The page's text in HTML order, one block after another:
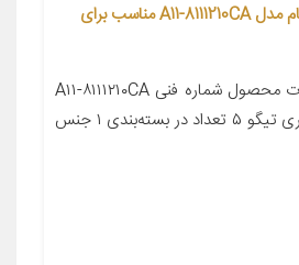
پولی هرزگرد تسمه دینام مدل A11-8111210CA مناسب برای
معرفی محصول جزئیات محصول شماره فنی A۱۱-۸۱۱۱۲۱۰CA
مناسب برای خودرو چری تیگو ۵ تعداد در بسته‌بندی ۱ جنس